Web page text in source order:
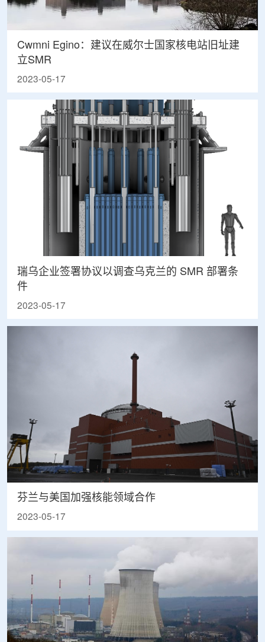
Cwmni Egino：建议在威尔士国家核电站旧址建
立SMR
2023-05-17
瑞乌企业签署协议以调查乌克兰的 SMR 部署条
件
2023-05-17
芬兰与美国加强核能领域合作
2023-05-17